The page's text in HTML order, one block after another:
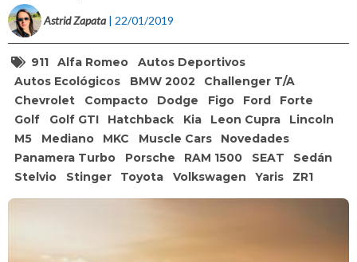
Astrid Zapata | 22/01/2019
911 Alfa Romeo
Autos Deportivos
Autos Ecológicos
BMW 2002
Challenger T/A
Chevrolet
Compacto Dodge Figo Ford
Forte
Golf
Golf GTI Hatchback Kia Leon Cupra
Lincoln
M5
Mediano MKC Muscle Cars
Novedades
Panamera Turbo
Porsche RAM 1500 SEAT
Sedán
Stelvio
Stinger Toyota Volkswagen Yaris ZR1